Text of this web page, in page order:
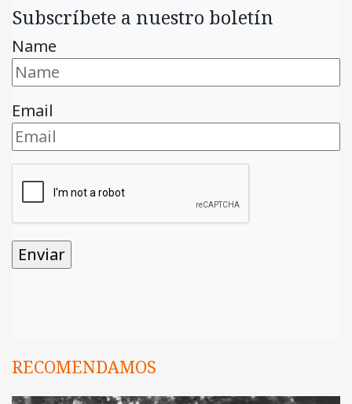
Subscríbete a nuestro boletín
Name
Email
RECOMENDAMOS